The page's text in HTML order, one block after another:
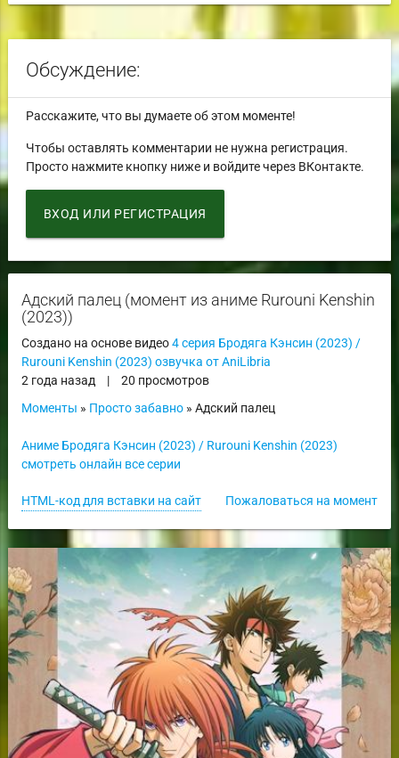
Обсуждение:
Расскажите, что вы думаете об этом моменте!
Чтобы оставлять комментарии не нужна регистрация.
Просто нажмите кнопку ниже и войдите через ВКонтакте.
ВХОД ИЛИ РЕГИСТРАЦИЯ
Адский палец (момент из аниме Rurouni Kenshin
(2023))
Создано на основе видео4 серия Бродяга Кэнсин (2023) /
Rurouni Kenshin (2023) озвучка от AniLibria
2 года назад
|
20 просмотров
Моменты » Просто забавно» Адский палец
Аниме Бродяга Кэнсин (2023) / Rurouni Kenshin (2023)
смотреть онлайн все серии
Пожаловаться на момент
HTML-код для вставки на сайт